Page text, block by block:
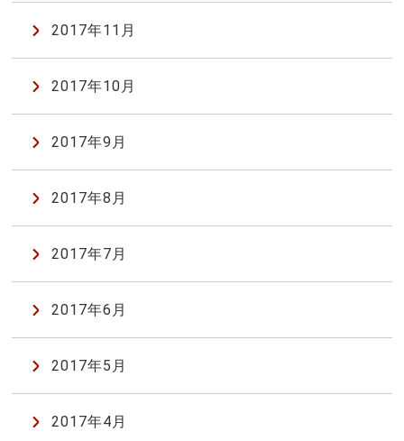
2017年11月
2017年10月
2017年9月
2017年8月
2017年7月
2017年6月
2017年5月
2017年4月